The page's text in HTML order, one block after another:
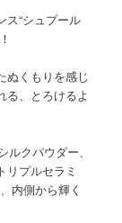
ス“シュプール
ぬくもりを感じ
る、とろけるよ
ルクパウダー、
リプルセラミ
内側から輝く